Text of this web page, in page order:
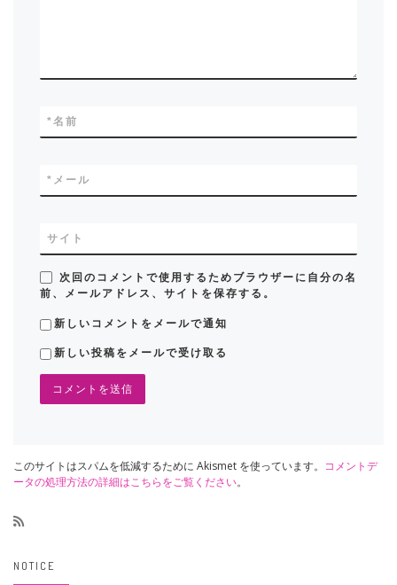
名前
*
メール
*
サイト
次回のコメントで使用するためブラウザーに自分の名
前、メールアドレス、サイトを保存する。
新しいコメントをメールで通知
新しい投稿をメールで受け取る
このサイトはスパムを低減するために Akismet を使っています。 コメントデ
ータの処理方法の詳細はこちらをご覧ください。
NOTICE